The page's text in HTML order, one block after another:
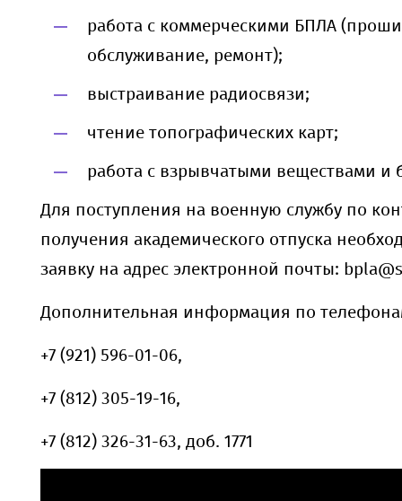
работа с коммерческими БПЛА
обслуживание, ремонт);
выстраивание радиосвязи;
чтение топографических карт;
работа с взрывчатыми веществами и
Для поступления на военную службу по
получения академического отпуска
заявку на адрес электронной почты:
Дополнительная информация по
+7 (921) 596-01-06,
+7 (812) 305-19-16,
+7 (812) 326-31-63, доб. 1771